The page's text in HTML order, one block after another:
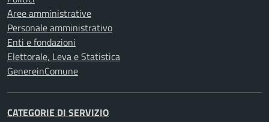
Aree amministrative
Personale amministrativo
Enti e fondazioni
Elettorale, Leva e Statistica
GenereinComune
CATEGORIE DI SERVIZIO